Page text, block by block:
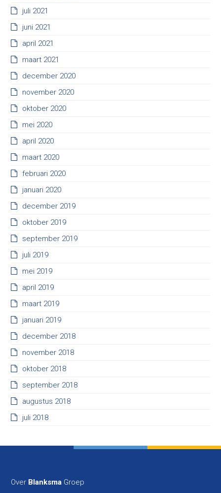
juli 2021
juni 2021
april 2021
maart 2021
december 2020
november 2020
oktober 2020
mei 2020
april 2020
maart 2020
februari 2020
januari 2020
december 2019
oktober 2019
september 2019
juli 2019
mei 2019
april 2019
maart 2019
januari 2019
december 2018
november 2018
oktober 2018
september 2018
augustus 2018
juli 2018
Over Blanksma Groep